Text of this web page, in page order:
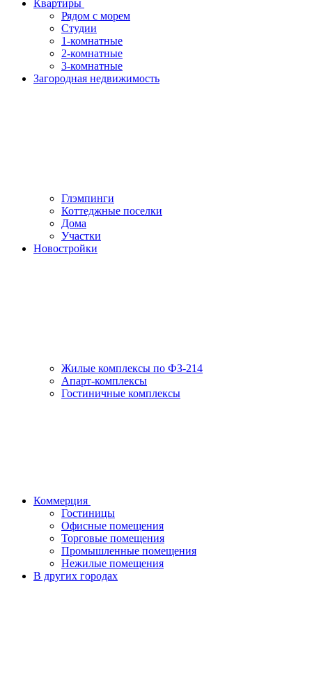
Квартиры
Рядом с морем
Студии
1-комнатные
2-комнатные
3-комнатные
Загородная недвижимость
Глэмпинги
Коттеджные поселки
Дома
Участки
Новостройки
Жилые комплексы по ФЗ-214
Апарт-комплексы
Гостиничные комплексы
Коммерция
Гостиницы
Офисные помещения
Торговые помещения
Промышленные помещения
Нежилые помещения
В других городах